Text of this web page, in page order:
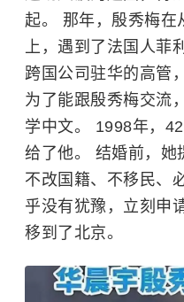
起。 那年，殷秀梅在
上，遇到了法国人菲
跨国公司驻华的高管
为了能跟殷秀梅交流
学中文。 1998年，
给了他。 结婚前，她
不改国籍、不移民、
乎没有犹豫，立刻申
移到了北京。